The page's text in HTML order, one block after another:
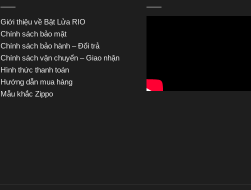
Giới thiệu về Bật Lửa RIO
Chính sách bảo mật
Chính sách bảo hành – Đổi trả
Chính sách vận chuyển – Giao nhận
Hình thức thanh toán
Hướng dẫn mua hàng
Mẫu khắc Zippo